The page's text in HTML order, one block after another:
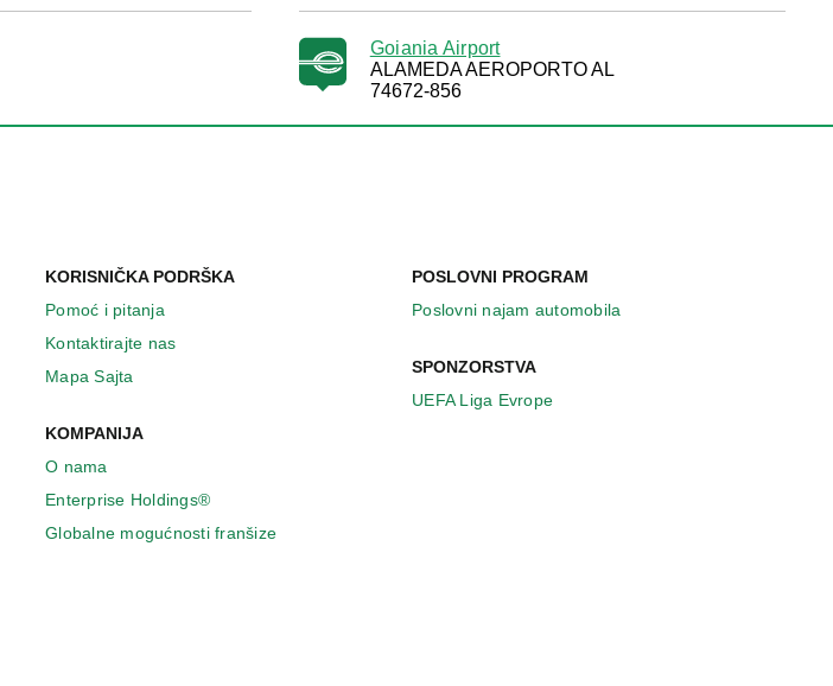
Goiania Airport
ALAMEDA AEROPORTO AL
74672-856
KORISNIČKA PODRŠKA
Pomoć i pitanja
Kontaktirajte nas
Mapa Sajta
KOMPANIJA
O nama
Enterprise Holdings®
Globalne mogućnosti franšize
POSLOVNI PROGRAM
Poslovni najam automobila
SPONZORSTVA
UEFA Liga Evrope